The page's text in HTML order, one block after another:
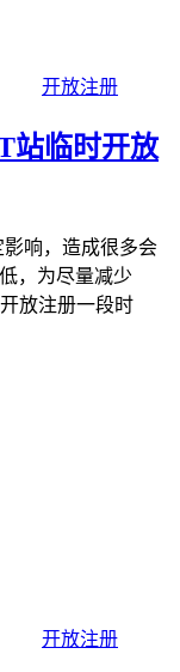
开放注册
站临时开放
影响，造成很多会
，为尽量减少
放注册一段时
开放注册